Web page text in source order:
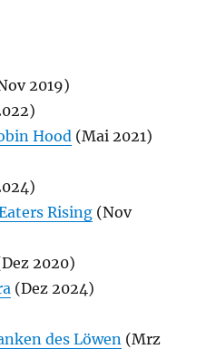
2019)
Hood (Mai 2021)
Rising (Nov
2020)
(Dez 2024)
des Löwen (Mrz